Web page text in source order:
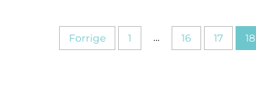
Forrige 1 ... 16 17 18